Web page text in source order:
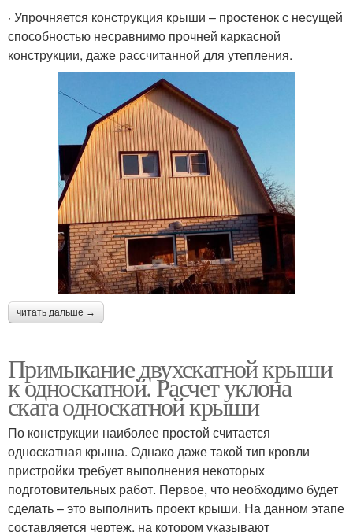
· Упрочняется конструкция крыши – простенок с несущей
способностью несравнимо прочней каркасной
конструкции, даже рассчитанной для утепления.
читать дальше →
Примыкание двухскатной крыши
к односкатной. Расчет уклона
ската односкатной крыши
По конструкции наиболее простой считается
односкатная крыша. Однако даже такой тип кровли
пристройки требует выполнения некоторых
подготовительных работ. Первое, что необходимо будет
сделать – это выполнить проект крыши. На данном этапе
составляется чертеж, на котором указывают